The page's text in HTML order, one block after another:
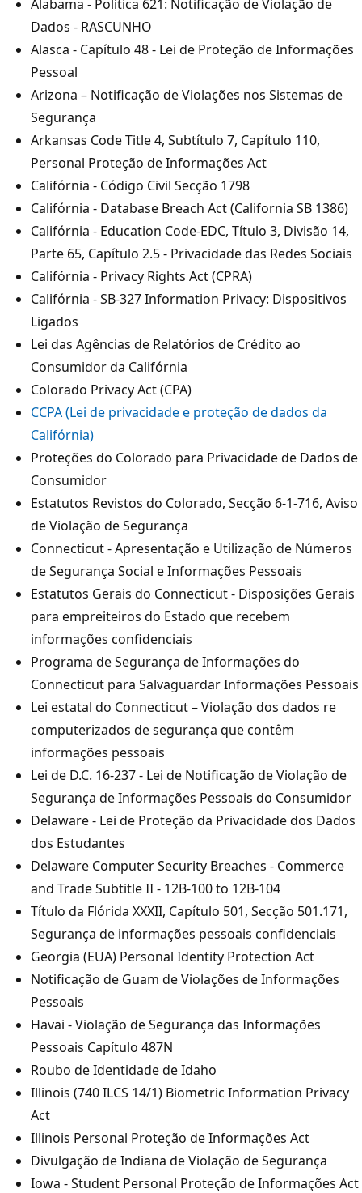
Alabama - Política 621: Notificação de Violação de
Dados - RASCUNHO
Alasca - Capítulo 48 - Lei de Proteção de Informações
Pessoal
Arizona – Notificação de Violações nos Sistemas de
Segurança
Arkansas Code Title 4, Subtítulo 7, Capítulo 110,
Personal Proteção de Informações Act
Califórnia - Código Civil Secção 1798
Califórnia - Database Breach Act (California SB 1386)
Califórnia - Education Code-EDC, Título 3, Divisão 14,
Parte 65, Capítulo 2.5 - Privacidade das Redes Sociais
Califórnia - Privacy Rights Act (CPRA)
Califórnia - SB-327 Information Privacy: Dispositivos
Ligados
Lei das Agências de Relatórios de Crédito ao
Consumidor da Califórnia
Colorado Privacy Act (CPA)
CCPA (Lei de privacidade e proteção de dados da
Califórnia)
Proteções do Colorado para Privacidade de Dados de
Consumidor
Estatutos Revistos do Colorado, Secção 6-1-716, Aviso
de Violação de Segurança
Connecticut - Apresentação e Utilização de Números
de Segurança Social e Informações Pessoais
Estatutos Gerais do Connecticut - Disposições Gerais
para empreiteiros do Estado que recebem
informações confidenciais
Programa de Segurança de Informações do
Connecticut para Salvaguardar Informações Pessoais
Lei estatal do Connecticut – Violação dos dados re
computerizados de segurança que contêm
informações pessoais
Lei de D.C. 16-237 - Lei de Notificação de Violação de
Segurança de Informações Pessoais do Consumidor
Delaware - Lei de Proteção da Privacidade dos Dados
dos Estudantes
Delaware Computer Security Breaches - Commerce
and Trade Subtitle II - 12B-100 to 12B-104
Título da Flórida XXXII, Capítulo 501, Secção 501.171,
Segurança de informações pessoais confidenciais
Georgia (EUA) Personal Identity Protection Act
Notificação de Guam de Violações de Informações
Pessoais
Havai - Violação de Segurança das Informações
Pessoais Capítulo 487N
Roubo de Identidade de Idaho
Illinois (740 ILCS 14/1) Biometric Information Privacy
Act
Illinois Personal Proteção de Informações Act
Divulgação de Indiana de Violação de Segurança
Iowa - Student Personal Proteção de Informações Act